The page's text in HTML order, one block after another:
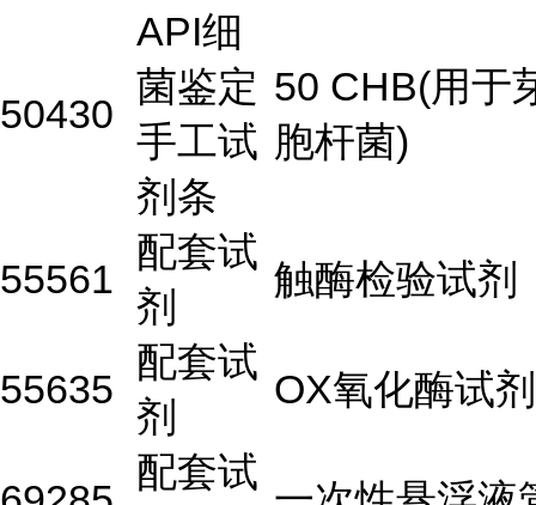
50430
API细
菌鉴定
手工试
剂条
50 CHB(用于
胞杆菌)
55561
配套试
剂
触酶检验试剂
55635
配套试
剂
OX氧化酶试剂
配套试